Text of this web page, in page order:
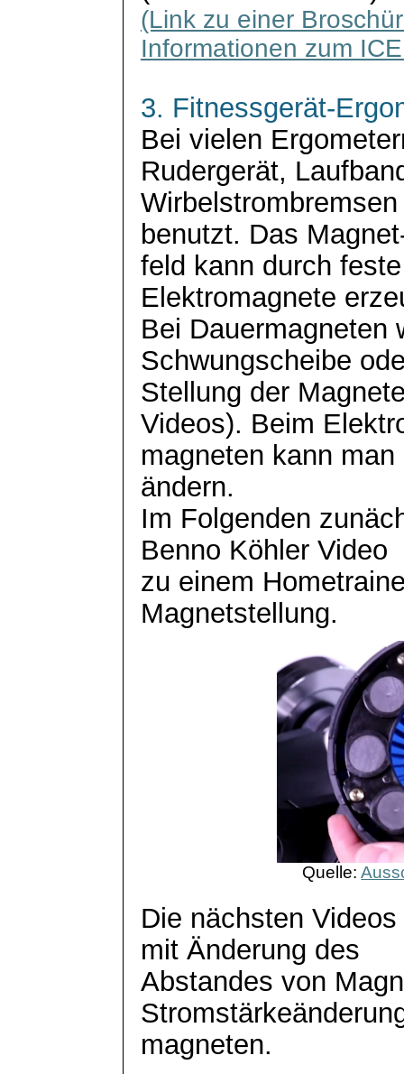
(Link zu einer
Informationen zum
3. Fitnessgerät-
Bei vielen
Rudergerät,
benutzt. Das
feld kann durch
Elektromagnete
Bei Dauermagneten
Schwungscheibe
Stellung der
Videos). Beim
magneten kann
ändern.
Im Folgenden
Benno Köhler Video
zu einem
Magnetstellung.
Quelle:
Die nächsten
mit Änderung des
Abstandes von
magneten.